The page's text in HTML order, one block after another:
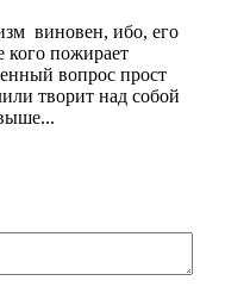
виновен, ибо, его
кого пожирает
вопрос прост
творит над собой